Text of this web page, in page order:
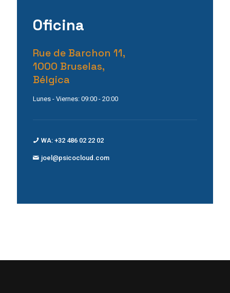
Oficina
Rue de Barchon 11,
1000 Bruselas,
Bélgica
Lunes - Viernes: 09:00 - 20:00
WA: +32 486 02 22 02
joel@psicocloud.com